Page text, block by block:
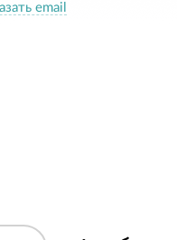
email